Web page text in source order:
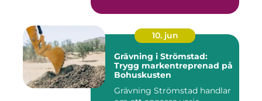
10. jun
Grävning i Strömstad:
Trygg markentreprenad på
Bohuskusten
Grävning Strömstad handlar